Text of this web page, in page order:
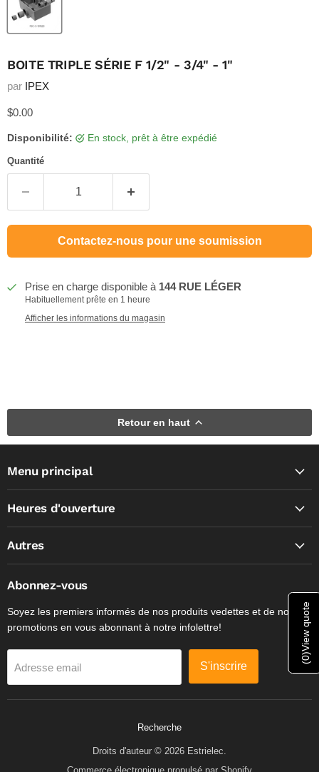
BOITE TRIPLE SÉRIE F 1/2" - 3/4" - 1"
par IPEX
Prix actuel
$0.00
Disponibilité: en stock, prêt à être expédié
Quantité
Contactez-nous pour une soumission
Prise en charge disponible à 144 RUE LÉGER
Habituellement prête en 1 heure
Afficher les informations du magasin
Retour en haut
Menu principal
Heures d'ouverture
Autres
Abonnez-vous
Soyez les premiers informés de nos produits vedettes et de nos
promotions en vous abonnant à notre infolettre!
Adresse email S'inscrire
Recherche
Droits d'auteur © 2026 Estrielec.
(
0
)
View quote